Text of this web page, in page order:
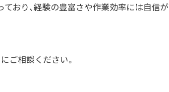
おり、経験の豊富さや作業効率には自信が
ご相談ください。